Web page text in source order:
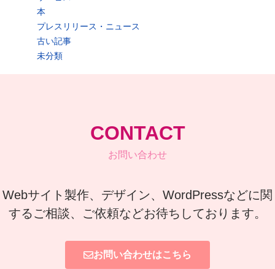
本
プレスリリース・ニュース
古い記事
未分類
CONTACT
お問い合わせ
Webサイト製作、デザイン、WordPressなどに関
するご相談、ご依頼などお待ちしております。
お問い合わせはこちら